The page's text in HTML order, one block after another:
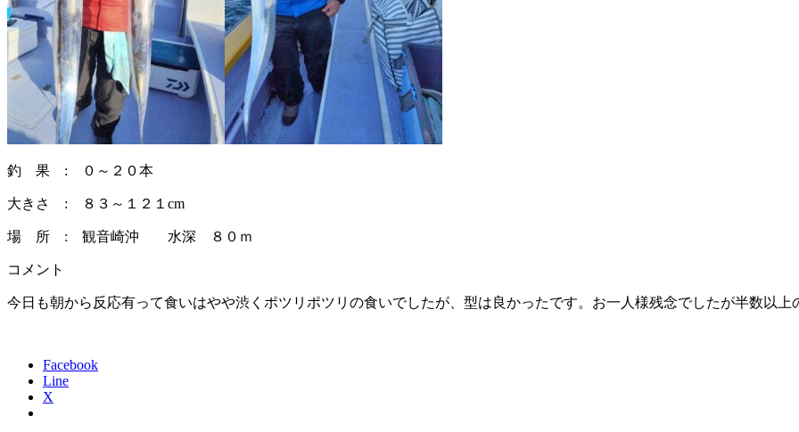
釣 果 : ０～２０本
大きさ : ８３～１２１cm
場 所 : 観音崎沖 水深 ８０ｍ
コメント
今日も朝から反応有って食いはやや渋くポツリポツリの食いでしたが、型は良かったです。お一人様残念でしたが半数以上
Facebook
Line
X